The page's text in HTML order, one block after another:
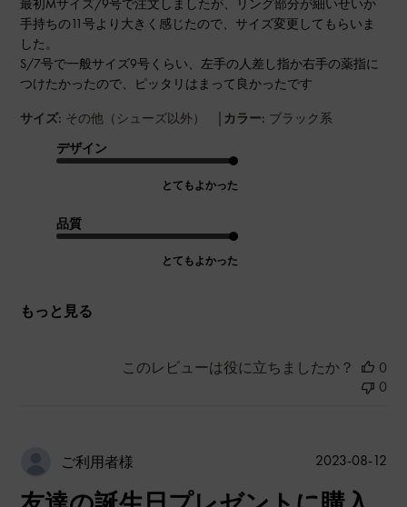
最初Mサイズ/9号で注文しましたが、リング部分が細いせいか
手持ちの11号より大きく感じたので、サイズ変更してもらいま
した。
S/7号で一般サイズ9号くらい、左手の人差し指か右手の薬指に
つけたかったので、ピッタリはまって良かったです
サイズ: その他（シューズ以外） | カラー: ブラック系
デザイン
とてもよかった
品質
とてもよかった
もっと見る
このレビューは役に立ちましたか？
0
0
ご利用者様
公
2023-08-12